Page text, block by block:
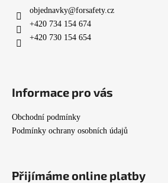
objednavky@forsafety.cz
+420 734 154 674
+420 730 154 654
Informace pro vás
Obchodní podmínky
Podmínky ochrany osobních údajů
Přijímáme online platby